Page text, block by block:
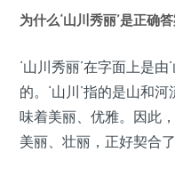
为什么‘山川秀丽’是正确
‘山川秀丽’在字面上是由
的。‘山川’指的是山和
味着美丽、优雅。因此
美丽、壮丽，正好契合